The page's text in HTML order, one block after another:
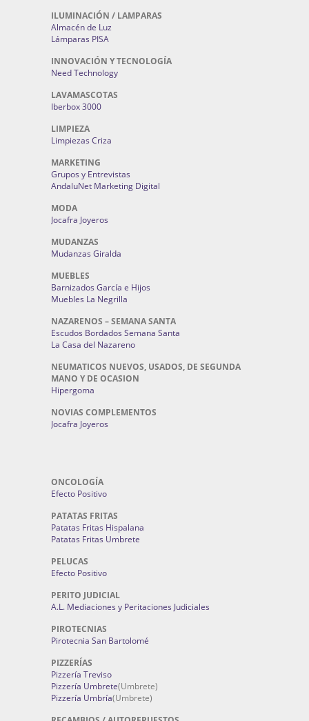
ILUMINACIÓN / LAMPARAS
Almacén de Luz
Lámparas PISA
INNOVACIÓN Y TECNOLOGÍA
Need Technology
LAVAMASCOTAS
Iberbox 3000
LIMPIEZA
Limpiezas Criza
MARKETING
Grupos y Entrevistas
AndaluNet Marketing Digital
MODA
Jocafra Joyeros
MUDANZAS
Mudanzas Giralda
MUEBLES
Barnizados García e Hijos
Muebles La Negrilla
NAZARENOS – SEMANA SANTA
Escudos Bordados Semana Santa
La Casa del Nazareno
NEUMATICOS NUEVOS, USADOS, DE SEGUNDA
MANO Y DE OCASION
Hipergoma
NOVIAS COMPLEMENTOS
Jocafra Joyeros
ONCOLOGÍA
Efecto Positivo
PATATAS FRITAS
Patatas Fritas Hispalana
Patatas Fritas Umbrete
PELUCAS
Efecto Positivo
PERITO JUDICIAL
A.L. Mediaciones y Peritaciones Judiciales
PIROTECNIAS
Pirotecnia San Bartolomé
PIZZERÍAS
Pizzería Treviso
Pizzería Umbrete(Umbrete)
Pizzería Umbría(Umbrete)